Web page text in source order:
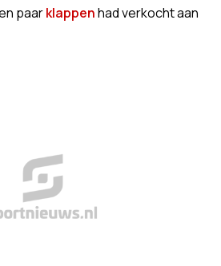
paarklappenhad verkocht aan